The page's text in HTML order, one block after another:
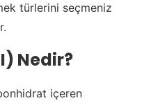
türlerini seçmeniz
Nedir?
içeren